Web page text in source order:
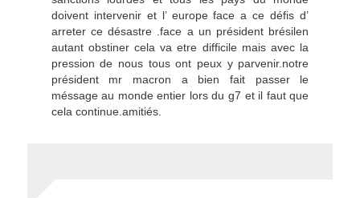
doivent intervenir et l’ europe face a ce défis d’
arreter ce désastre .face a un président brésilen
autant obstiner cela va etre difficile mais avec la
pression de nous tous ont peux y parvenir.notre
président mr macron a bien fait passer le
méssage au monde entier lors du g7 et il faut que
cela continue.amitiés.